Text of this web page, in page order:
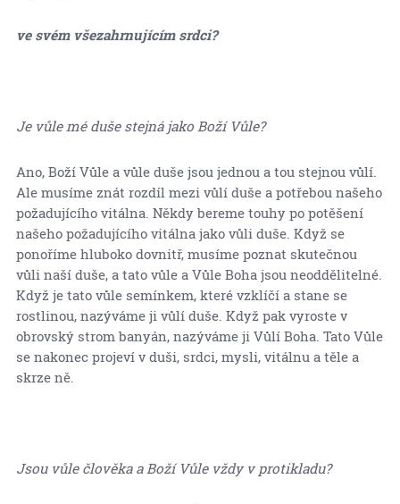
ve svém všezahrnujícím srdci?
Je vůle mé duše stejná jako Boží Vůle?
Ano, Boží Vůle a vůle duše jsou jednou a tou stejnou vůlí.
Ale musíme znát rozdíl mezi vůlí duše a potřebou našeho
požadujícího vitálna. Někdy bereme touhy po potěšení
našeho požadujícího vitálna jako vůli duše. Když se
ponoříme hluboko dovnitř, musíme poznat skutečnou
vůli naší duše, a tato vůle a Vůle Boha jsou neoddělitelné.
Když je tato vůle semínkem, které vzklíčí a stane se
rostlinou, nazýváme ji vůlí duše. Když pak vyroste v
obrovský strom banyán, nazýváme ji Vůlí Boha. Tato Vůle
se nakonec projeví v duši, srdci, mysli, vitálnu a těle a
skrze ně.
Jsou vůle člověka a Boží Vůle vždy v protikladu?